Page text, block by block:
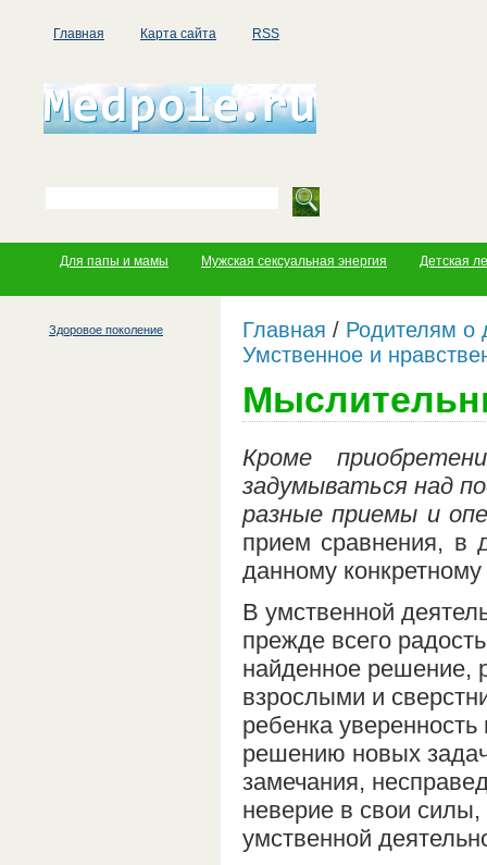
Главная Карта сайта RSS
Для папы и мамы Мужская сексуальная энергия Детская
Здоровое поколение Главная / Родителям о
Умственное и
Кроме
задумываться над
разные приемы и
прием сравнения,
данному
В умственной
прежде всего
найденное решение,
взрослыми и
ребенка
решению новых
замечания,
неверие в свои
умственной